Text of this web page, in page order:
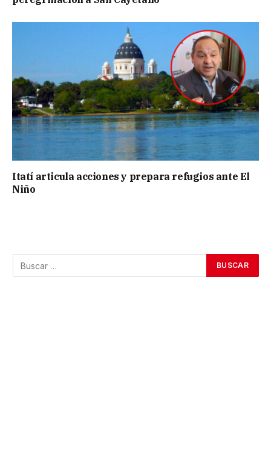
Itatí articula acciones y prepara refugios ante El
Niño